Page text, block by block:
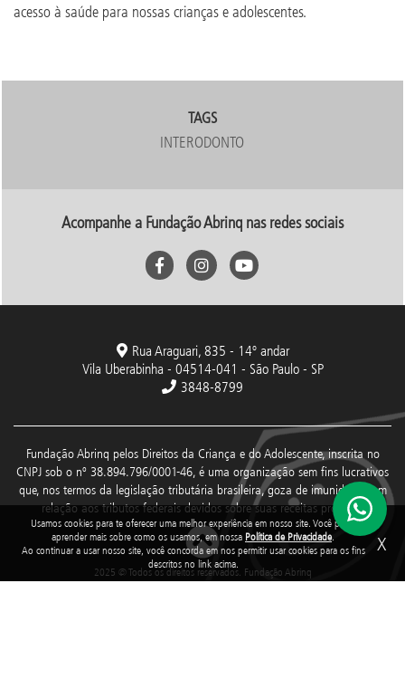
Usamos cookies para te oferecer uma melhor experiência em nosso site. Você pode
aprender mais sobre como os usamos, em nossa Política de Privacidade.
Ao continuar a usar nosso site, você concorda em nos permitir usar cookies para os fins
descritos no link acima.
X
acesso à saúde para nossas crianças e adolescentes.
TAGS
INTERODONTO
Acompanhe a Fundação Abrinq nas redes sociais
Rua Araguari, 835 - 14º andar
Vila Uberabinha - 04514-041 - São Paulo - SP
3848-8799
Fundação Abrinq pelos Direitos da Criança e do Adolescente, inscrita no
CNPJ sob o nº 38.894.796/0001-46, é uma organização sem fins lucrativos
que, nos termos da legislação tributária brasileira, goza de imunidade com
relação aos tributos federais devidos sobre suas receitas próprias.
2025 © Todos os direitos reservados. Fundação Abrinq